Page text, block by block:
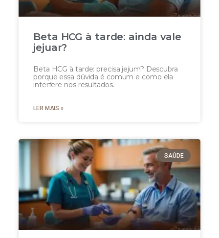
Beta HCG à tarde: ainda vale
jejuar?
Beta HCG à tarde: precisa jejum? Descubra
porque essa dúvida é comum e como ela
interfere nos resultados.
LER MAIS »
SAÚDE